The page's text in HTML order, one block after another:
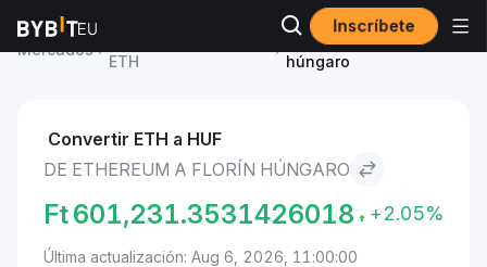
Inscríbete
Mercados
ETH
Ethereum to Florín
húngaro
Convertir ETH a HUF
DE ETHEREUM A FLORÍN HÚNGARO
Ft601,231.3531426018 +2.05%
Última actualización: Aug 6, 2026, 11:00:00